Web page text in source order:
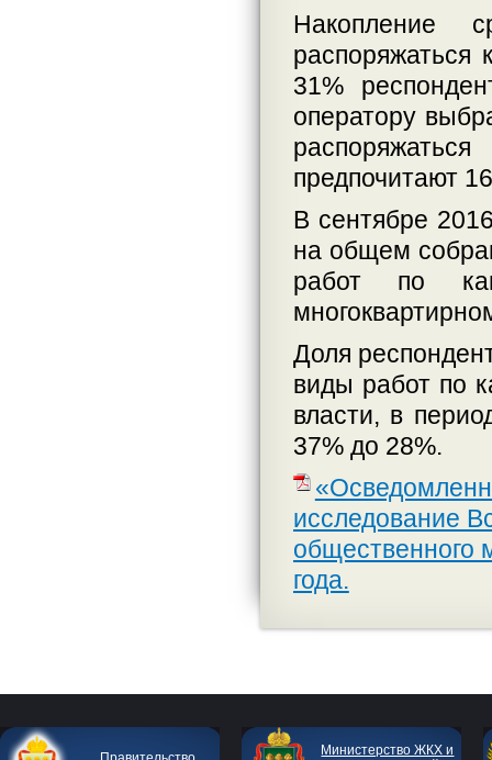
Накопление
31%
оператору
предпочитают
В сентябре
на общем
работ по
Доля
виды работ по
власти, в
37% до 28%.
исследование
общественного
года.
Министерство ЖКХ и